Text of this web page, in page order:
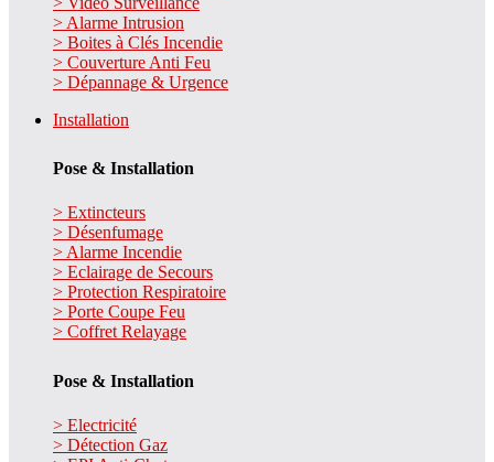
> Alarme Intrusion
> Boites à Clés Incendie
> Couverture Anti Feu
> Dépannage & Urgence
Installation
Pose & Installation
> Extincteurs
> Désenfumage
> Alarme Incendie
> Eclairage de Secours
> Protection Respiratoire
> Porte Coupe Feu
> Coffret Relayage
Pose & Installation
> Electricité
> Détection Gaz